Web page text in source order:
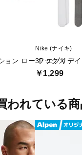
ョン ロー ソックス
Nike (ナイキ)
3P エブリデ
￥1,299
われている